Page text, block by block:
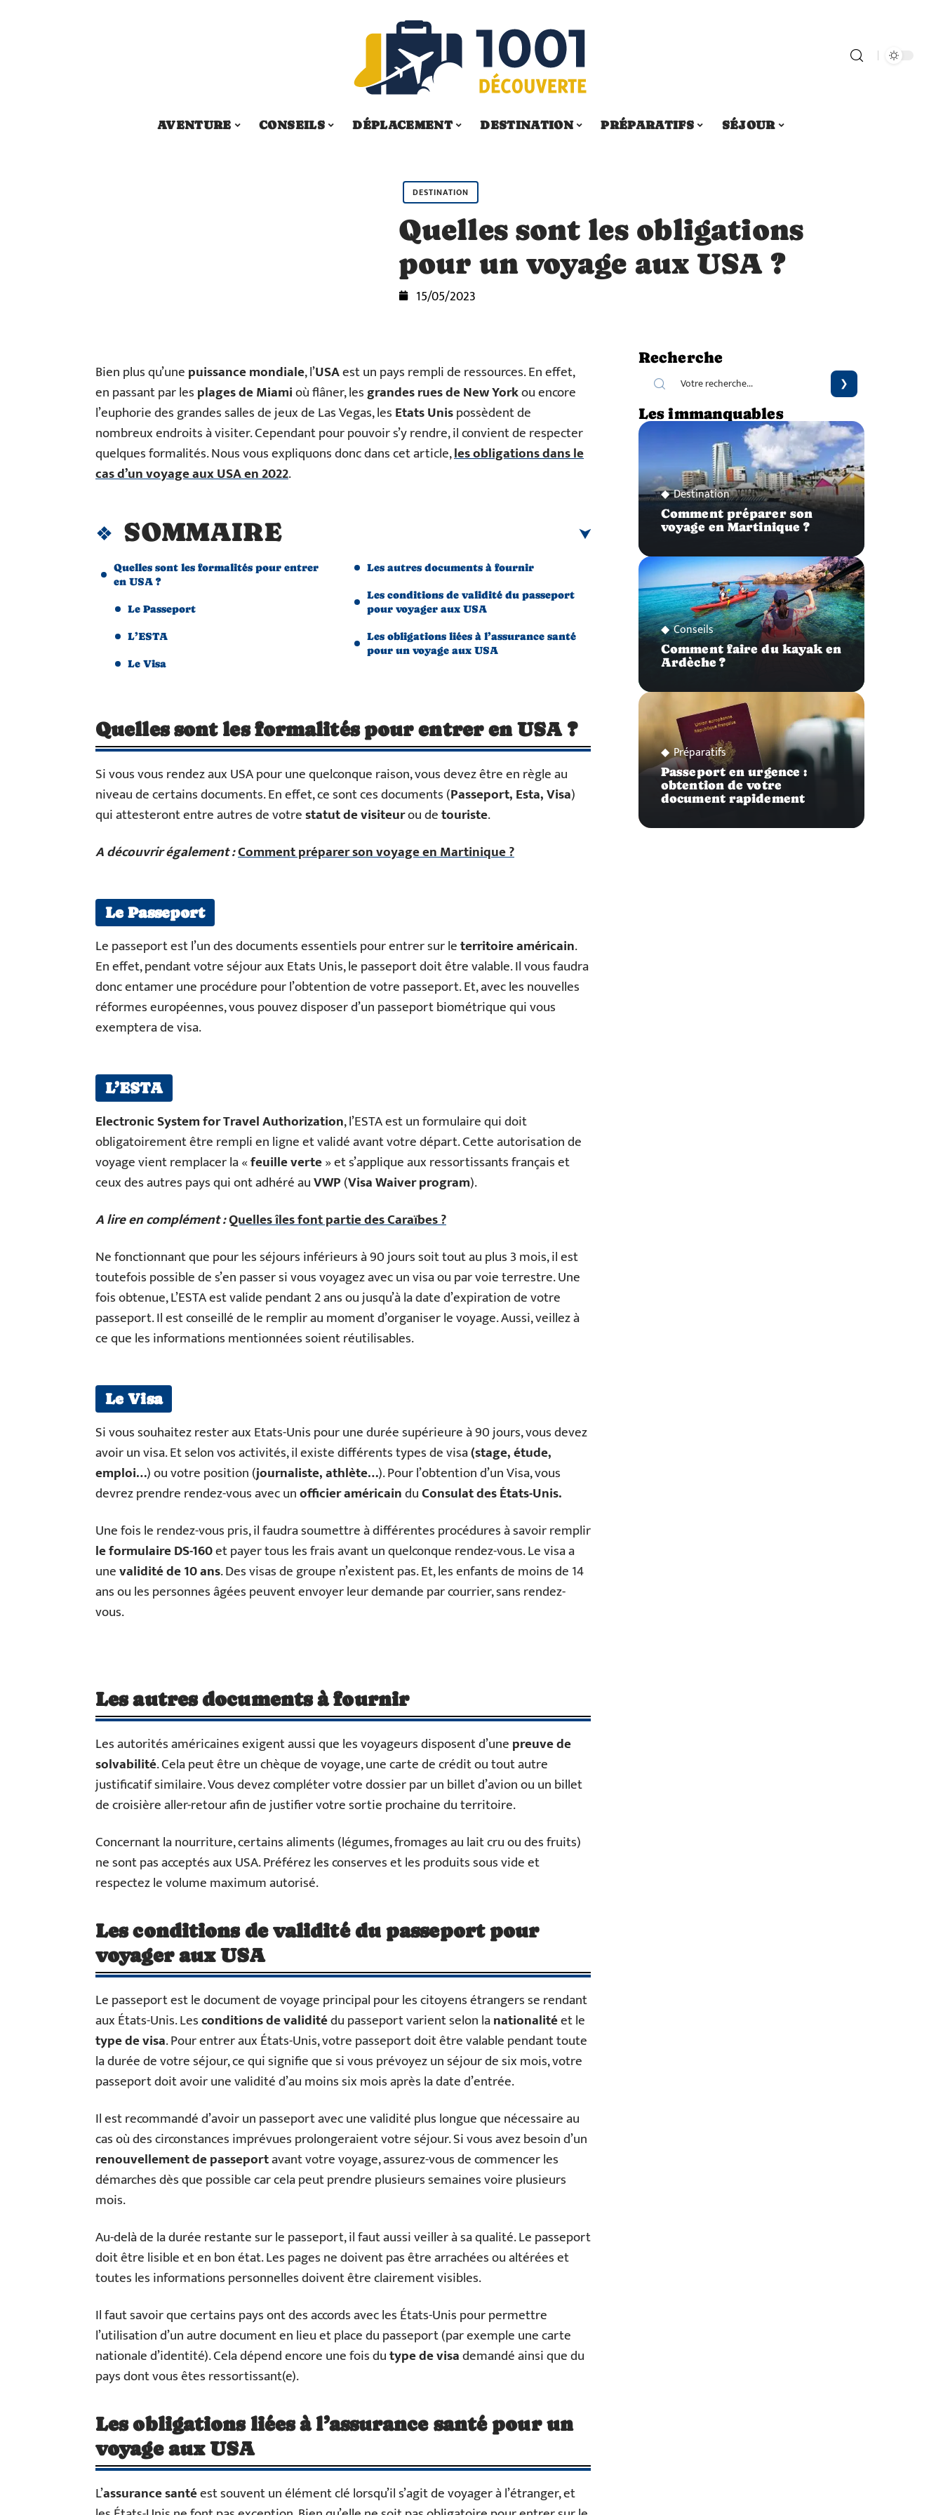
AVENTURE CONSEILS DÉPLACEMENT DESTINATION PRÉPARATIFS SÉJOUR
DESTINATION
Quelles sont les obligations
pour un voyage aux USA ?
15/05/2023
Bien plus qu’unepuissance mondiale, l’USAest un pays rempli de ressources. En effet,
en passant par lesplages de Miamioù flâner, lesgrandes rues de New Yorkou encore
l’euphorie des grandes salles de jeux de Las Vegas, lesEtats Unispossèdent de
nombreux endroits à visiter. Cependant pour pouvoir s’y rendre, il convient de respecter
quelques formalités. Nous vous expliquons donc dans cet article,les obligations dans le
cas d’un voyage aux USA en 2022.
SOMMAIRE
Quelles sont les formalités pour entrer
en USA ?
Le Passeport
L’ESTA
Le Visa
Les autres documents à fournir
Les conditions de validité du passeport
pour voyager aux USA
Les obligations liées à l’assurance santé
pour un voyage aux USA
Quelles sont les formalités pour entrer en USA ?
Si vous vous rendez aux USA pour une quelconque raison, vous devez être en règle au
niveau de certains documents. En effet, ce sont ces documents (Passeport, Esta, Visa)
qui attesteront entre autres de votrestatut de visiteurou detouriste.
A découvrir également :Comment préparer son voyage en Martinique ?
Le Passeport
Le passeport est l’un des documents essentiels pour entrer sur leterritoire américain.
En effet, pendant votre séjour aux Etats Unis, le passeport doit être valable. Il vous faudra
donc entamer une procédure pour l’obtention de votre passeport. Et, avec les nouvelles
réformes européennes, vous pouvez disposer d’un passeport biométrique qui vous
exemptera de visa.
L’ESTA
Electronic System for Travel Authorization, l’ESTA est un formulaire qui doit
obligatoirement être rempli en ligne et validé avant votre départ. Cette autorisation de
voyage vient remplacer la «feuille verte» et s’applique aux ressortissants français et
ceux des autres pays qui ont adhéré auVWP(Visa Waiver program).
A lire en complément :Quelles îles font partie des Caraïbes ?
Ne fonctionnant que pour les séjours inférieurs à 90 jours soit tout au plus 3 mois, il est
toutefois possible de s’en passer si vous voyagez avec un visa ou par voie terrestre. Une
fois obtenue, L’ESTA est valide pendant 2 ans ou jusqu’à la date d’expiration de votre
passeport. Il est conseillé de le remplir au moment d’organiser le voyage. Aussi, veillez à
ce que les informations mentionnées soient réutilisables.
Le Visa
Si vous souhaitez rester aux Etats-Unis pour une durée supérieure à 90 jours, vous devez
avoir un visa. Et selon vos activités, il existe différents types de visa(stage, étude,
emploi…) ou votre position (journaliste, athlète…). Pour l’obtention d’un Visa, vous
devrez prendre rendez-vous avec unofficier américainduConsulat des États-Unis.
Une fois le rendez-vous pris, il faudra soumettre à différentes procédures à savoir remplir
le formulaire DS-160et payer tous les frais avant un quelconque rendez-vous. Le visa a
unevalidité de 10 ans. Des visas de groupe n’existent pas. Et, les enfants de moins de 14
ans ou les personnes âgées peuvent envoyer leur demande par courrier, sans rendez-
vous.
Les autres documents à fournir
Les autorités américaines exigent aussi que les voyageurs disposent d’unepreuve de
solvabilité. Cela peut être un chèque de voyage, une carte de crédit ou tout autre
justificatif similaire. Vous devez compléter votre dossier par un billet d’avion ou un billet
de croisière aller-retour afin de justifier votre sortie prochaine du territoire.
Concernant la nourriture, certains aliments (légumes, fromages au lait cru ou des fruits)
ne sont pas acceptés aux USA. Préférez les conserves et les produits sous vide et
respectez le volume maximum autorisé.
Les conditions de validité du passeport pour
voyager aux USA
Le passeport est le document de voyage principal pour les citoyens étrangers se rendant
aux États-Unis. Lesconditions de validitédu passeport varient selon lanationalitéet le
type de visa. Pour entrer aux États-Unis, votre passeport doit être valable pendant toute
la durée de votre séjour, ce qui signifie que si vous prévoyez un séjour de six mois, votre
passeport doit avoir une validité d’au moins six mois après la date d’entrée.
Il est recommandé d’avoir un passeport avec une validité plus longue que nécessaire au
cas où des circonstances imprévues prolongeraient votre séjour. Si vous avez besoin d’un
renouvellement de passeportavant votre voyage, assurez-vous de commencer les
démarches dès que possible car cela peut prendre plusieurs semaines voire plusieurs
mois.
Au-delà de la durée restante sur le passeport, il faut aussi veiller à sa qualité. Le passeport
doit être lisible et en bon état. Les pages ne doivent pas être arrachées ou altérées et
toutes les informations personnelles doivent être clairement visibles.
Il faut savoir que certains pays ont des accords avec les États-Unis pour permettre
l’utilisation d’un autre document en lieu et place du passeport (par exemple une carte
nationale d’identité). Cela dépend encore une fois dutype de visademandé ainsi que du
pays dont vous êtes ressortissant(e).
Les obligations liées à l’assurance santé pour un
voyage aux USA
L’assurance santéest souvent un élément clé lorsqu’il s’agit de voyager à l’étranger, et
Recherche
Les immanquables
Destination
Comment préparer son
voyage en Martinique ?
Conseils
Comment faire du kayak en
Ardèche ?
Préparatifs
Passeport en urgence :
obtention de votre
document rapidement